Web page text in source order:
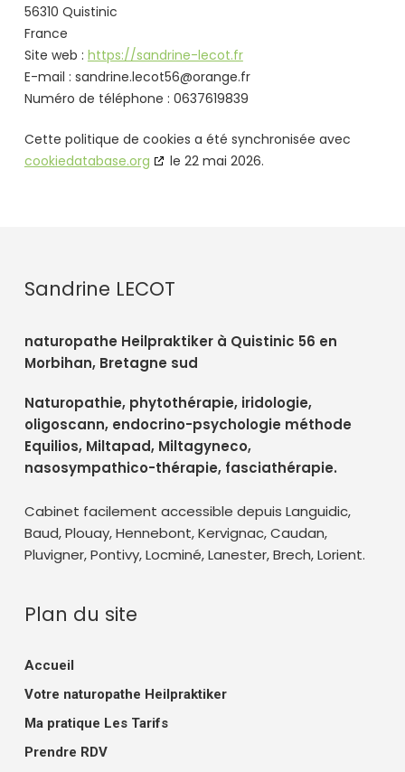
56310 Quistinic
France
Site web : https://sandrine-lecot.fr
E-mail : sandrine.lecot56@orange.fr
Numéro de téléphone : 0637619839
Cette politique de cookies a été synchronisée avec
cookiedatabase.org
le 22 mai 2026.
Sandrine LECOT
naturopathe Heilpraktiker à Quistinic 56 en
Morbihan, Bretagne sud
Naturopathie, phytothérapie, iridologie,
oligoscann, endocrino-psychologie méthode
Equilios, Miltapad, Miltagyneco,
nasosympathico-thérapie, fasciathérapie.
Cabinet facilement accessible depuis Languidic,
Baud, Plouay, Hennebont, Kervignac, Caudan,
Pluvigner, Pontivy, Locminé, Lanester, Brech, Lorient.
Plan du site
Accueil
Votre naturopathe Heilpraktiker
Ma pratique Les Tarifs
Prendre RDV